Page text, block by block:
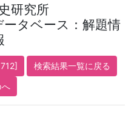
研究所
ータベース：解題情
検索結果一覧に戻る